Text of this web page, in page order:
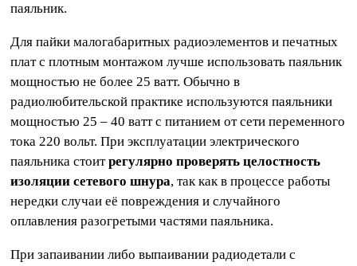
паяльник.
Для пайки малогабаритных радиоэлементов и печатных
плат с плотным монтажом лучше использовать паяльник
мощностью не более 25 ватт. Обычно в
радиолюбительской практике используются паяльники
мощностью 25 – 40 ватт с питанием от сети переменного
тока 220 вольт. При эксплуатации электрического
паяльника стоитрегулярно проверять целостность
изоляции сетевого шнура, так как в процессе работы
нередки случаи её повреждения и случайного
оплавления разогретыми частями паяльника.
При запаивании либо выпаивании радиодетали с